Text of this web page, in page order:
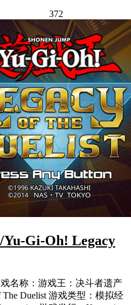
372
Gi-Oh! Legacy
名称：游戏王：决斗者遗产
Duelist 游戏类型：模拟经